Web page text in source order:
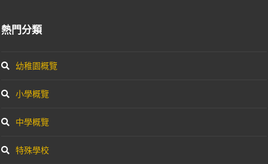
熱門分類
幼稚園概覽
小學概覽
中學概覽
特殊學校